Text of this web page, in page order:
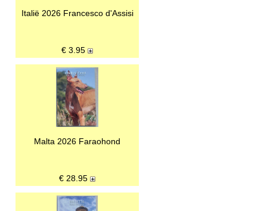
Italië 2026 Francesco d'Assisi
€ 3.95
Malta 2026 Faraohond
€ 28.95